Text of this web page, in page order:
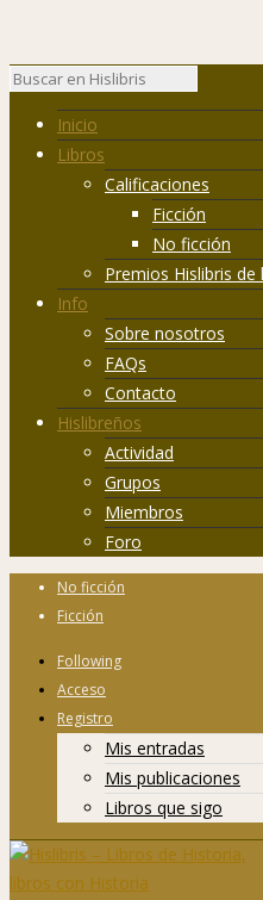
Inicio
Libros
Calificaciones
Ficción
No ficción
Premios Hislibris
Info
Sobre nosotros
FAQs
Contacto
Hislibreños
Actividad
Grupos
Miembros
Foro
No ficción
Ficción
Following
Acceso
Registro
Mis entradas
Mis publicaciones
Libros que sigo